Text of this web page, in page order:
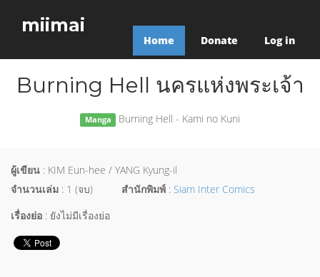
miimai
Home Donate Log in
Burning Hell นครแห่งพระเจ้า
Manga Burning Hell - Kami no Kuni
ผู้เขียน : KIM Eun-hee / YANG Kyung-il
จำนวนเล่ม : 1 (จบ) สำนักพิมพ์ : Siam Inter Comics
เรื่องย่อ : ยังไม่มีเรื่องย่อ